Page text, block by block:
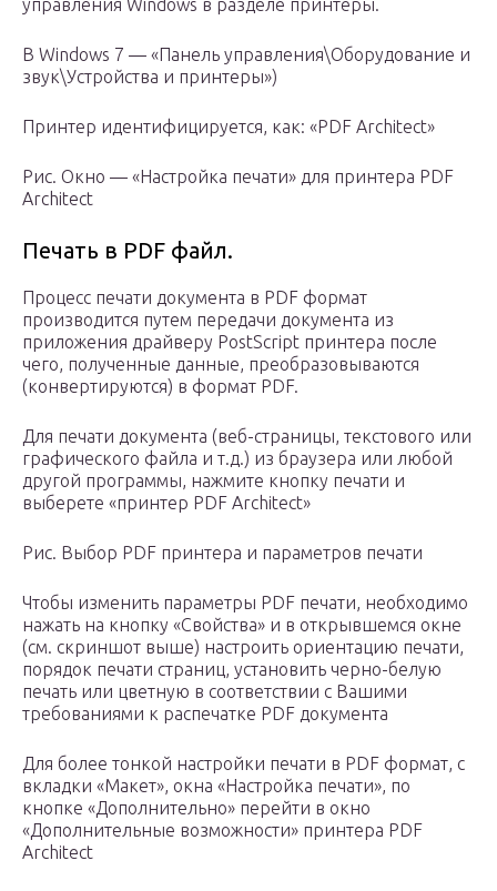
управления Windows в разделе принтеры.
В Windows 7 — «Панель управления\Оборудование и
звук\Устройства и принтеры»)
Принтер идентифицируется, как: «PDF Architect»
Рис. Окно — «Настройка печати» для принтера PDF
Architect
Печать в PDF файл.
Процесс печати документа в PDF формат
производится путем передачи документа из
приложения драйверу PostScript принтера после
чего, полученные данные, преобразовываются
(конвертируются) в формат PDF.
Для печати документа (веб-страницы, текстового или
графического файла и т.д.) из браузера или любой
другой программы, нажмите кнопку печати и
выберете «принтер PDF Architect»
Рис. Выбор PDF принтера и параметров печати
Чтобы изменить параметры PDF печати, необходимо
нажать на кнопку «Свойства» и в открывшемся окне
(см. скриншот выше) настроить ориентацию печати,
порядок печати страниц, установить черно-белую
печать или цветную в соответствии с Вашими
требованиями к распечатке PDF документа
Для более тонкой настройки печати в PDF формат, с
вкладки «Макет», окна «Настройка печати», по
кнопке «Дополнительно» перейти в окно
«Дополнительные возможности» принтера PDF
Architect